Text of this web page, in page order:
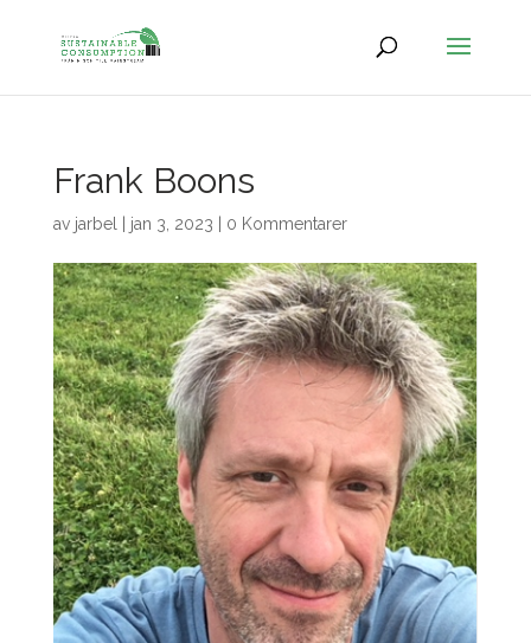
Frank Boons
av jarbel jan 3, 2023 0 Kommentarer